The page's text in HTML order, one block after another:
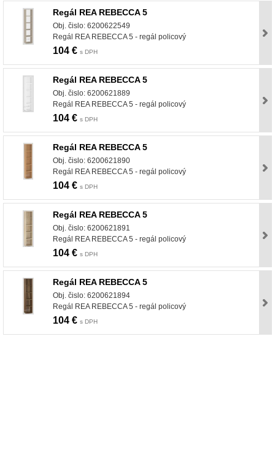
Regál REA REBECCA 5
Obj. čislo: 6200622549
Regál REA REBECCA 5 - regál policový
104 € s DPH
Regál REA REBECCA 5
Obj. čislo: 6200621889
Regál REA REBECCA 5 - regál policový
104 € s DPH
Regál REA REBECCA 5
Obj. čislo: 6200621890
Regál REA REBECCA 5 - regál policový
104 € s DPH
Regál REA REBECCA 5
Obj. čislo: 6200621891
Regál REA REBECCA 5 - regál policový
104 € s DPH
Regál REA REBECCA 5
Obj. čislo: 6200621894
Regál REA REBECCA 5 - regál policový
104 € s DPH